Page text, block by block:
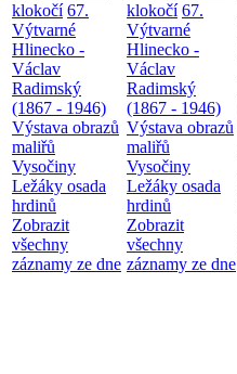
klokočí 67.
Výtvarné
Hlinecko -
Václav
Radimský
(1867 - 1946)
Výstava obrazů
maliřů
Vysočiny
Ležáky osada
hrdinů
Zobrazit
všechny
záznamy ze dne
klokočí 67.
Výtvarné
Hlinecko -
Václav
Radimský
(1867 - 1946)
Výstava obrazů
maliřů
Vysočiny
Ležáky osada
hrdinů
Zobrazit
všechny
záznamy ze dne